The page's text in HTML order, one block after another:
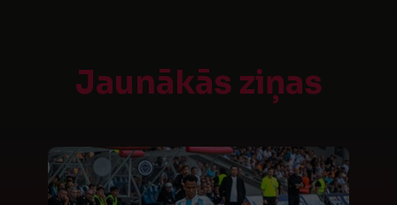
Jaunākās ziņas